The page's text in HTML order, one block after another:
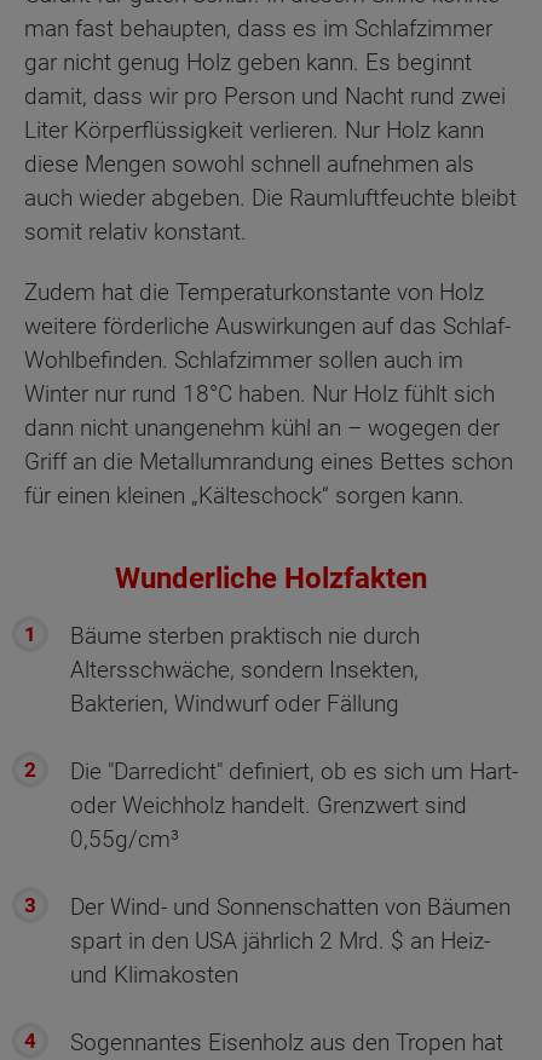
man fast behaupten, dass es im Schlafzimmer
gar nicht genug Holz geben kann. Es beginnt
damit, dass wir pro Person und Nacht rund zwei
Liter Körperflüssigkeit verlieren. Nur Holz kann
diese Mengen sowohl schnell aufnehmen als
auch wieder abgeben. Die Raumluftfeuchte bleibt
somit relativ konstant.
Zudem hat die Temperaturkonstante von Holz
weitere förderliche Auswirkungen auf das Schlaf-
Wohlbefinden. Schlafzimmer sollen auch im
Winter nur rund 18°C haben. Nur Holz fühlt sich
dann nicht unangenehm kühl an – wogegen der
Griff an die Metallumrandung eines Bettes schon
für einen kleinen „Kälteschock“ sorgen kann.
Wunderliche Holzfakten
Bäume sterben praktisch nie durch
Altersschwäche, sondern Insekten,
Bakterien, Windwurf oder Fällung
Die "Darredicht" definiert, ob es sich um Hart-
oder Weichholz handelt. Grenzwert sind
0,55g/cm³
Der Wind- und Sonnenschatten von Bäumen
spart in den USA jährlich 2 Mrd. $ an Heiz-
und Klimakosten
Sogennantes Eisenholz aus den Tropen hat